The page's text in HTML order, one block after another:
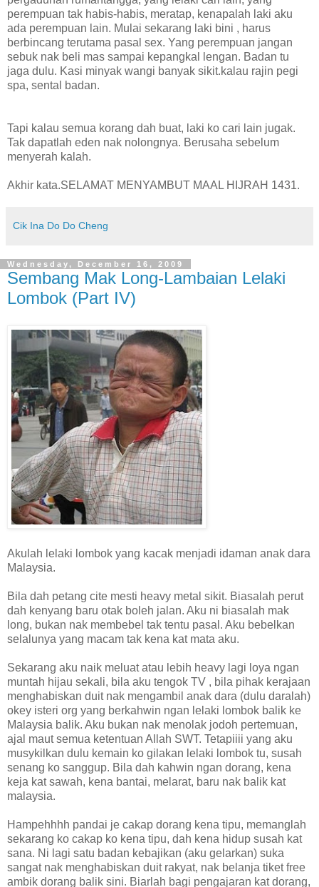
perempuan tak habis-habis, meratap, kenapalah laki aku
ada perempuan lain. Mulai sekarang laki bini , harus
berbincang terutama pasal sex. Yang perempuan jangan
sebuk nak beli mas sampai kepangkal lengan. Badan tu
jaga dulu. Kasi minyak wangi banyak sikit.kalau rajin pegi
spa, sental badan.
Tapi kalau semua korang dah buat, laki ko cari lain jugak.
Tak dapatlah eden nak nolongnya. Berusaha sebelum
menyerah kalah.
Akhir kata.SELAMAT MENYAMBUT MAAL HIJRAH 1431.
Cik Ina Do Do Cheng
Wednesday, December 16, 2009
Sembang Mak Long-Lambaian Lelaki
Lombok (Part IV)
Akulah lelaki lombok yang kacak menjadi idaman anak dara
Malaysia.
Bila dah petang cite mesti heavy metal sikit. Biasalah perut
dah kenyang baru otak boleh jalan. Aku ni biasalah mak
long, bukan nak membebel tak tentu pasal. Aku bebelkan
selalunya yang macam tak kena kat mata aku.
Sekarang aku naik meluat atau lebih heavy lagi loya ngan
muntah hijau sekali, bila aku tengok TV , bila pihak kerajaan
menghabiskan duit nak mengambil anak dara (dulu daralah)
okey isteri org yang berkahwin ngan lelaki lombok balik ke
Malaysia balik. Aku bukan nak menolak jodoh pertemuan,
ajal maut semua ketentuan Allah SWT. Tetapiiii yang aku
musykilkan dulu kemain ko gilakan lelaki lombok tu, susah
senang ko sanggup. Bila dah kahwin ngan dorang, kena
keja kat sawah, kena bantai, melarat, baru nak balik kat
malaysia.
Hampehhhh pandai je cakap dorang kena tipu, memanglah
sekarang ko cakap ko kena tipu, dah kena hidup susah kat
sana. Ni lagi satu badan kebajikan (aku gelarkan) suka
sangat nak menghabiskan duit rakyat, nak belanja tiket free
ambik dorang balik sini. Biarlah bagi pengajaran kat dorang,